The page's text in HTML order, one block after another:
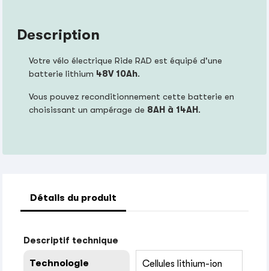
Description
Votre vélo électrique Ride RAD est équipé d'une
batterie lithium 48V 10Ah.
Vous pouvez reconditionnement cette batterie en
choisissant un ampérage de 8AH à 14AH.
Détails du produit
Descriptif technique
Technologie Cellules lithium-ion